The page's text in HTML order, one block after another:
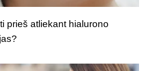
prieš atliekant hialurono